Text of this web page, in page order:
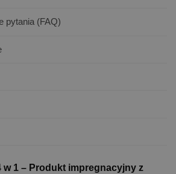
pytania (FAQ)
w 1 – Produkt impregnacyjny z